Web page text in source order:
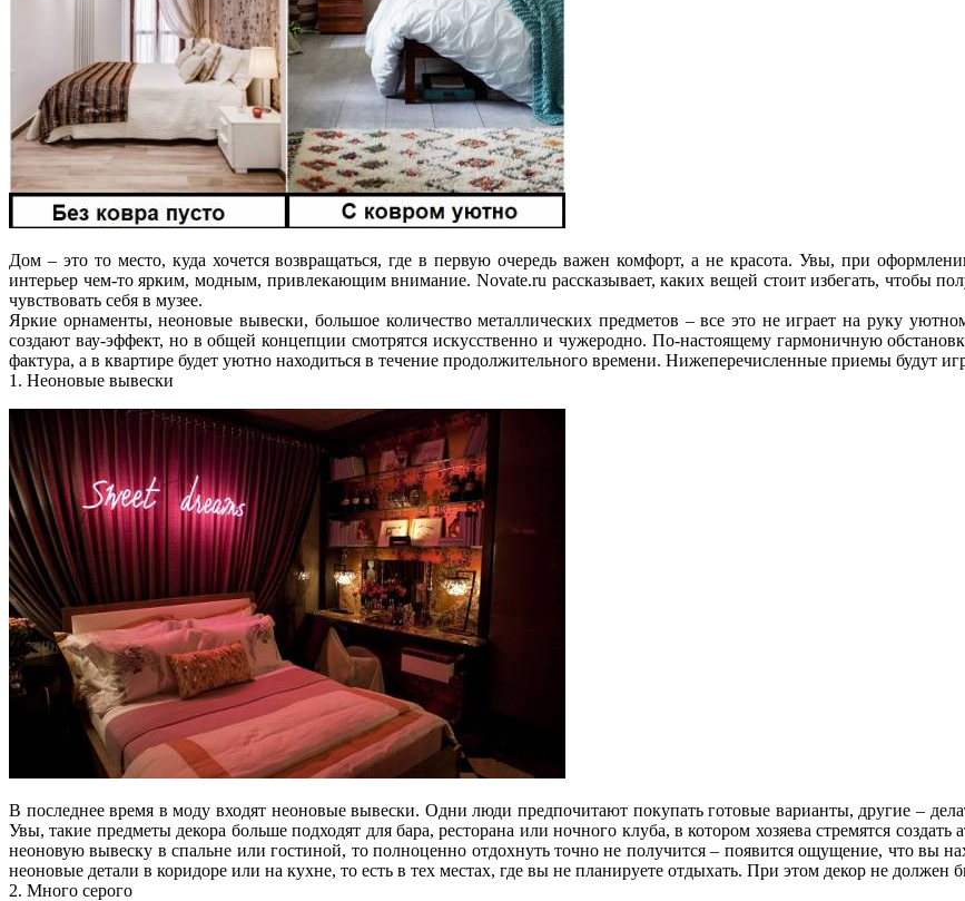
Дом – это то место, куда хочется возвращаться, где в первую очередь важен комфорт, а не красота. Увы, при
интерьер чем-то ярким, модным, привлекающим внимание. Novate.ru рассказывает, каких вещей стоитизбегать, чтобы
чувствовать себя в музее.
Яркие орнаменты, неоновые вывески, большое количество металлических предметов – все это не играет на руку
создают вау-эффект, но в общей концепции смотрятся искусственно и чужеродно. По-настоящему гармоничную
фактура, а в квартире будет уютно находиться в течение продолжительного времени. Нижеперечисленные приемы будут
1. Неоновые вывески
В последнее время в моду входят неоновые вывески. Одни люди предпочитают покупать готовые варианты, другие –
Увы, такие предметы декора больше подходят для бара, ресторана или ночного клуба, в котором хозяева стремятся
неоновую вывеску в спальне или гостиной, то полноценно отдохнуть точно не получится – появится ощущение, что вы
неоновые детали в коридоре или на кухне, то есть в тех местах, где вы не планируете отдыхать. При этом декор не
2. Много серого